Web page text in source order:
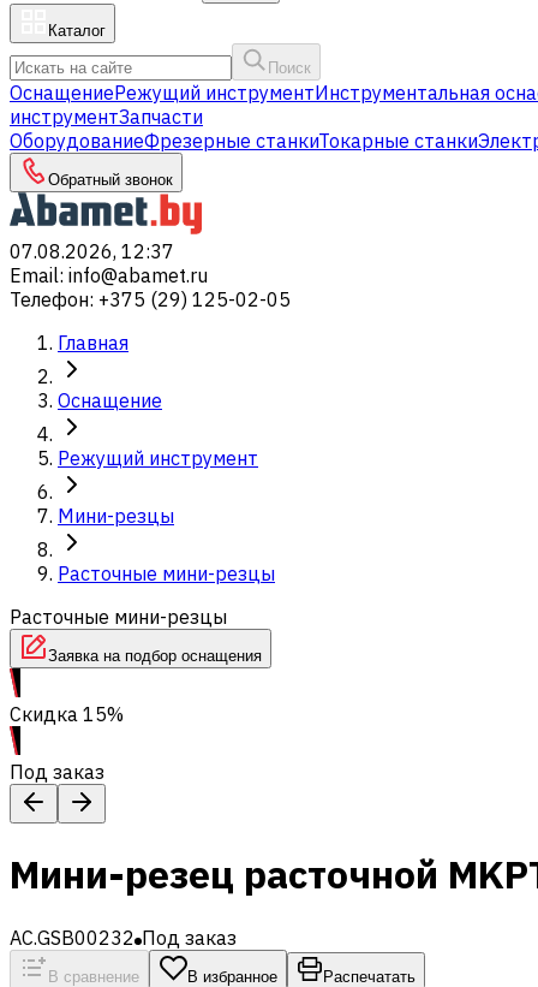
Каталог
Поиск
ОснащениеРежущий инструментИнструментальная
инструментЗапчасти
ОборудованиеФрезерные станкиТокарные станки
Обратный звонок
07.08.2026, 12:37
Email: info@abamet.ru
Телефон: +375 (29) 125-02-05
Главная
Оснащение
Режущий инструмент
Мини-резцы
Расточные мини-резцы
Расточные мини-резцы
Заявка на подбор оснащения
Скидка 15%
Под заказ
Мини-резец расточной
AC.GSB00232 Под заказ
В сравнение В избранное Распечатать